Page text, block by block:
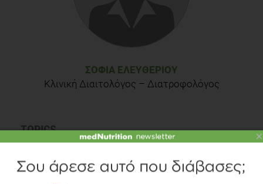
ΣΟΦΊΑ ΕΛΕΥΘΕΡΊΟΥ
Κλινική Διαιτολόγος – Διατροφολόγος
TOPICS
ΕΛΙΓΑΣΤ
ΥΔΑΤΑΝΘΡΑΚΕΣ
×